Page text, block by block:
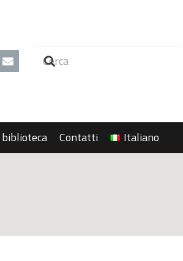
biblioteca Contatti Italiano